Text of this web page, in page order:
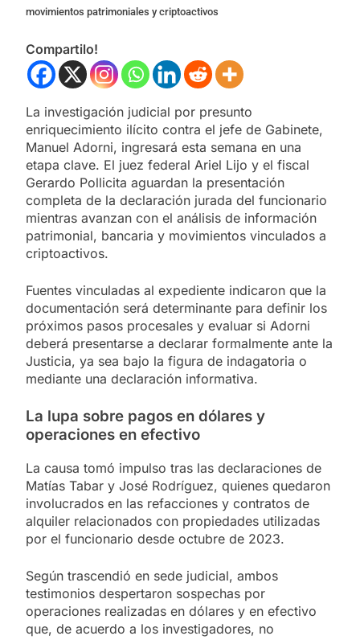
movimientos patrimoniales y criptoactivos
Compartilo!
La investigación judicial por presunto
enriquecimiento ilícito contra el jefe de Gabinete,
Manuel Adorni, ingresará esta semana en una
etapa clave. El juez federal Ariel Lijo y el fiscal
Gerardo Pollicita aguardan la presentación
completa de la declaración jurada del funcionario
mientras avanzan con el análisis de información
patrimonial, bancaria y movimientos vinculados a
criptoactivos.
Fuentes vinculadas al expediente indicaron que la
documentación será determinante para definir los
próximos pasos procesales y evaluar si Adorni
deberá presentarse a declarar formalmente ante la
Justicia, ya sea bajo la figura de indagatoria o
mediante una declaración informativa.
La lupa sobre pagos en dólares y
operaciones en efectivo
La causa tomó impulso tras las declaraciones de
Matías Tabar y José Rodríguez, quienes quedaron
involucrados en las refacciones y contratos de
alquiler relacionados con propiedades utilizadas
por el funcionario desde octubre de 2023.
Según trascendió en sede judicial, ambos
testimonios despertaron sospechas por
operaciones realizadas en dólares y en efectivo
que, de acuerdo a los investigadores, no